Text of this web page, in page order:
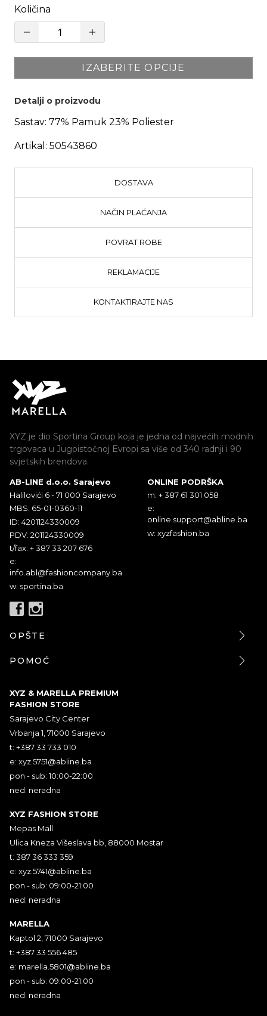
Količina
IZABERITE OPCIJE
Detalji o proizvodu
Sastav: 77% Pamuk 23% Poliester
Artikal: 50543860
DOSTAVA
NAČIN PLAĆANJA
POVRAT ROBE
REKLAMACIJE
KONTAKTIRAJTE NAS
XYZ je dio Sportina Group koja je jedna od najvećih modnih
trgovaca u Jugoistočnoj Evropi sa više od 340 radnji i 90
svjetskih brendova.
AB-LINE d.o.o. Sarajevo
Halilovići 6 - 71 000 Sarajevo
MBS: 65-01-0360-11
ID: 4201124330009
PDV: 201124330009
t/fax: + 387 33 207 676
e:
info.abl@fashioncompany.ba
w: sportina.ba
ONLINE PODRŠKA
m: + 387 61 301 058
e:
online.support@abline.ba
w: xyzfashion.ba
OPŠTE
POMOĆ
XYZ & MARELLA PREMIUM
FASHION STORE
Sarajevo City Center
Vrbanja 1, 71000 Sarajevo
t: +387 33 733 010
e: xyz.5751@abline.ba
pon - sub: 10:00-22:00
ned: neradna
XYZ FASHION STORE
Mepas Mall
Ulica Kneza Višeslava bb, 88000 Mostar
t: 387 36 333 359
e: xyz.5741@abline.ba
pon - sub: 09:00-21:00
ned: neradna
MARELLA
Kaptol 2, 71000 Sarajevo
t: +387 33 556 485
e: marella.5801@abline.ba
pon - sub: 09:00-21:00
ned: neradna